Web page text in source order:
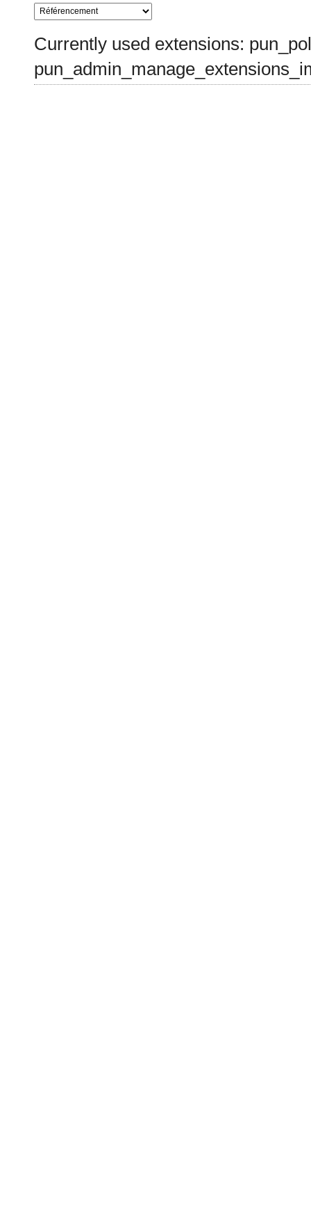
Currently used extensions: